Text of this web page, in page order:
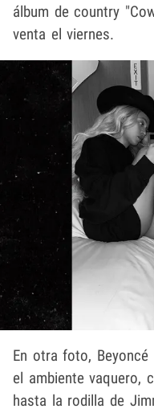
álbum de country
venta el viernes.
En otra foto, Beyoncé
el ambiente vaquero,
hasta la rodilla de